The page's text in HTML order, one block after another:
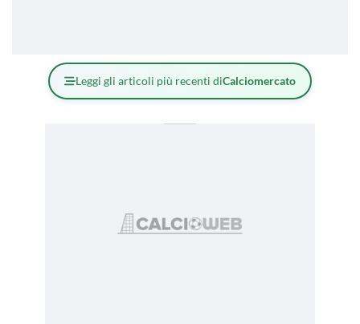
Leggi gli articoli più recenti diCalciomercato